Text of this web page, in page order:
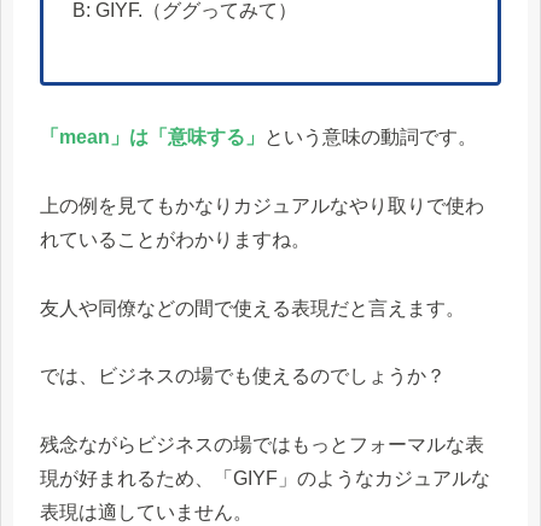
B: GIYF.（ググってみて）
「mean」は「意味する」 という意味の動詞です。
上の例を見てもかなりカジュアルなやり取りで使わ
れていることがわかりますね。
友人や同僚などの間で使える表現だと言えます。
では、ビジネスの場でも使えるのでしょうか？
残念ながらビジネスの場ではもっとフォーマルな表
現が好まれるため、「GIYF」のようなカジュアルな
表現は適していません。